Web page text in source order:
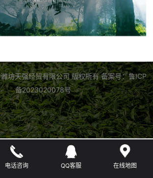
电话咨询 QQ客服 在线地图
坊天强经贸有限公司 版权所有 备案号：鲁ICP
备2023020078号